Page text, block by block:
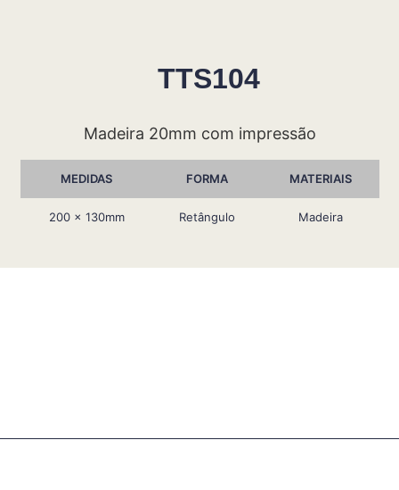
TTS104
Madeira 20mm com impressão
MEDIDAS FORMA MATERIAIS
200 x 130mm Retângulo Madeira